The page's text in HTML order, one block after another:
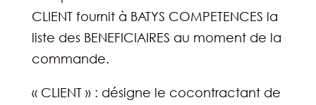
CLIENT fournit à BATYS COMPETENCES la
liste des BENEFICIAIRES au moment de la
commande.
« CLIENT » : désigne le cocontractant de